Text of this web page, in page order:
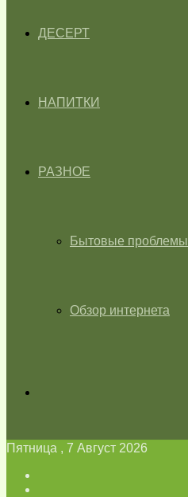
ДЕСЕРТ
НАПИТКИ
РАЗНОЕ
Бытовые проблемы
Обзор интернета
Пятница , 7 Август 2026